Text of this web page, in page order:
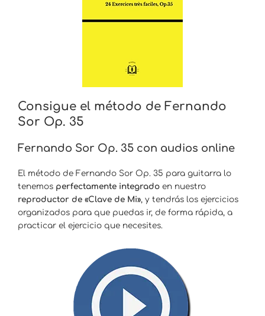
Consigue el método de Fernando
Sor Op. 35
Fernando Sor Op. 35 con audios online
El método de Fernando Sor Op. 35 para guitarra lo
tenemos perfectamente integrado en nuestro
reproductor de «Clave de Mi», y tendrás los ejercicios
organizados para que puedas ir, de forma rápida, a
practicar el ejercicio que necesites.